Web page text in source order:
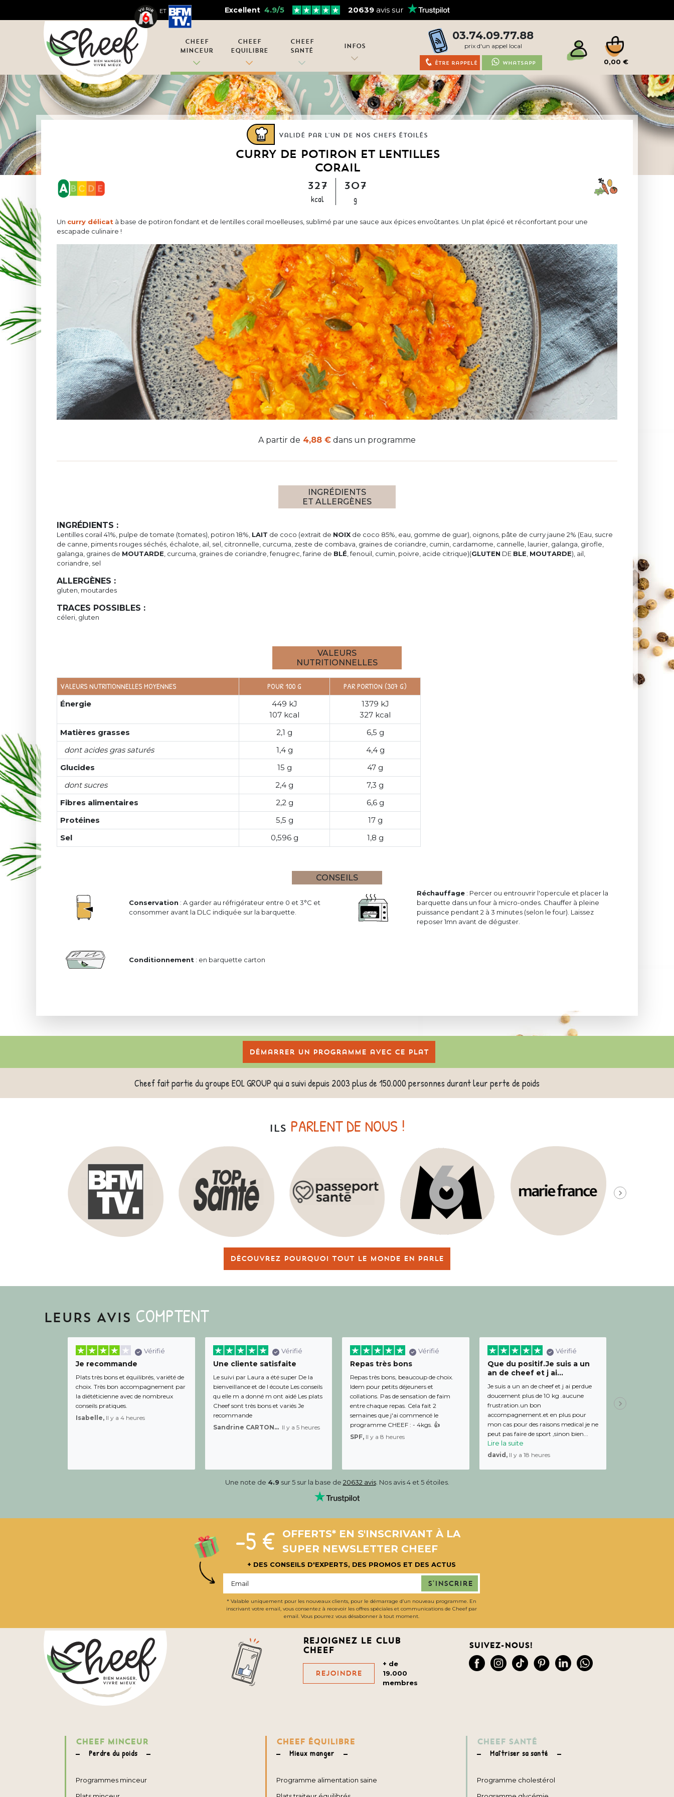
ET Excellent 4.9/5 20639 avis sur
Cheef
Minceur
Cheef
Equilibre
Cheef
Santé
Infos
03.74.09.77.88
prix d'un appel local
Être rappelé Whatsapp 0,00 €
Validé par l'un de nos chefs étoilés
CURRY DE POTIRON ET LENTILLES
CORAIL
327
kcal
307
g
Un curry délicat à base de potiron fondant et de lentilles corail moelleuses, sublimé par une sauce aux épices envoûtantes. Un plat épicé et réconfortant pour une
escapade culinaire !
A partir de 4,88 € dans un programme
INGRÉDIENTS
ET ALLERGÈNES
INGRÉDIENTS :
Lentilles corail 41%, pulpe de tomate (tomates), potiron 18%, LAIT de coco (extrait de NOIX de coco 85%, eau, gomme de guar), oignons, pâte de curry jaune 2% (Eau, sucre
de canne, piments rouges séchés, échalote, ail, sel, citronnelle, curcuma, zeste de combava, graines de coriandre, cumin, cardamome, cannelle, laurier, galanga, girofle,
galanga, graines de MOUTARDE , curcuma, graines de coriandre, fenugrec, farine de BLÉ , fenouil, cumin, poivre, acide citrique)(GLUTEN DE BLE MOUTARDE), ail,
coriandre, sel
ALLERGÈNES :
gluten, moutardes
TRACES POSSIBLES :
céleri, gluten
VALEURS
NUTRITIONNELLES
VALEURS NUTRITIONNELLES MOYENNES POUR 100 G PAR PORTION (307 G)
Énergie
449 kJ
107 kcal
1379 kJ
327 kcal
Matières grasses
2,1 g
6,5 g
dont acides gras saturés
1,4 g
4,4 g
Glucides
15 g
47 g
dont sucres
2,4 g
7,3 g
Fibres alimentaires
2,2 g
6,6 g
Protéines
5,5 g
17 g
Sel
0,596 g 1,8 g
CONSEILS
Conservation : A garder au réfrigérateur entre 0 et 3°C et
consommer avant la DLC indiquée sur la barquette.
Réchauffage: Percer ou entrouvrir l'opercule et placer la
barquette dans un four à micro-ondes. Chauffer à pleine
puissance pendant 2 à 3 minutes (selon le four). Laissez
reposer 1mn avant de déguster.
Conditionnement : en barquette carton
Démarrer un programme avec ce plat
Cheef fait partie du groupe EOL GROUP qui a suivi depuis 2003 plus de 150.000 personnes durant leur perte de poids
ILS PARLENT DE NOUS !
Découvrez pourquoi tout le monde en parle
LEURS AVIS COMPTENT
Vérifié
Je recommande
Plats très bons et équilibrés, variété de
choix. Très bon accompagnement par
la diététicienne avec de nombreux
conseils pratiques.
Isabelle, Il y a 4 heures
Vérifié
Une cliente satisfaite
Le suivi par Laura a été super De la
bienveillance et de l écoute Les conseils
qu elle m a donné m ont aidé Les plats
Cheef sont très bons et variés Je
recommande
Sandrine CARTON-BRACQ, Il y a 5 heures
Vérifié
Repas très bons
Repas très bons, beaucoup de choix.
Idem pour petits déjeuners et
collations. Pas de sensation de faim
entre chaque repas. Cela fait 2
semaines que j'ai commencé le
programme CHEEF : - 4kgs. 👍
SPF, Il y a 8 heures
Vérifié
Que du positif.Je suis a un
an de cheef et j ai...
Je suis a un an de cheef et j ai perdue
doucement plus de 10 kg .aucune
frustration.un bon
accompagnement.et en plus pour
mon cas pour des raisons medical je ne
peut pas faire de sport ,sinon bien...
Lire la suite
david, Il y a 18 heures
Julien,
Une note de 4.9 sur 5 sur la base de 20632 avis. Nos avis 4 et 5 étoiles.
-5 €
OFFERTS* EN S'INSCRIVANT À LA
SUPER NEWSLETTER CHEEF
+ DES CONSEILS D'EXPERTS, DES PROMOS ET DES ACTUS
S'inscrire
* Valable uniquement pour les nouveaux clients, pour le démarrage d’un nouveau programme. En
inscrivant votre email, vous consentez à recevoir les offres spéciales et communications de Cheef par
email. Vous pourrez vous désabonner à tout moment.
Rejoignez le club
cheef
Rejoindre
+ de
19.000
membres
Suivez-nous!
CHEEF MINCEUR
Perdre du poids
Programmes minceur
CHEEF ÉQUILIBRE
Mieux manger
Programme alimentation saine
CHEEF SANTÉ
Maîtriser sa santé
Programme cholestérol